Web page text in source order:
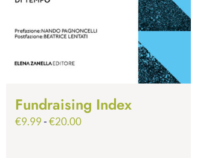
Fundraising Index
€9.99-€20.00Fascia